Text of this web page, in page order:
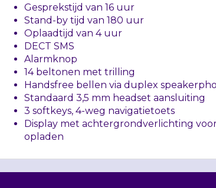
Gesprekstijd van 16 uur
Stand-by tijd van 180 uur
Oplaadtijd van 4 uur
DECT SMS
Alarmknop
14 beltonen met trilling
Handsfree bellen via duplex
Standaard 3,5 mm headset aansluiting
3 softkeys, 4-weg navigatietoets
Display met achtergrondverlichting
opladen